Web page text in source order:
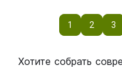
1 2 3
Хотите собрать